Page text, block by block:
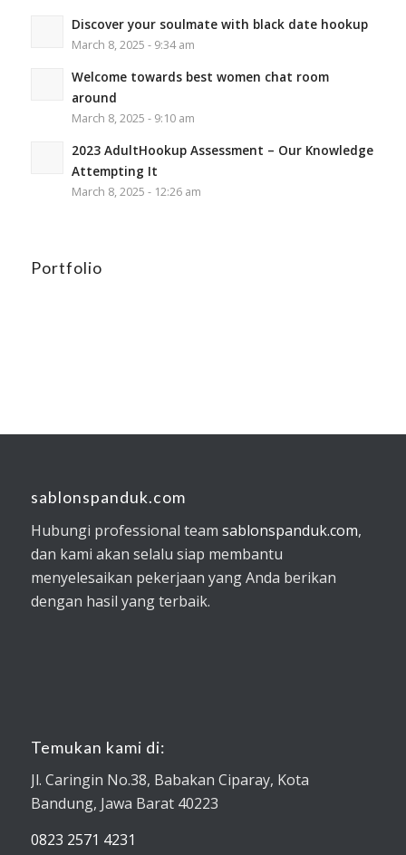
Discover your soulmate with black date hookup
March 8, 2025 - 9:34 am
Welcome towards best women chat room
around
March 8, 2025 - 9:10 am
2023 AdultHookup Assessment – Our Knowledge
Attempting It
March 8, 2025 - 12:26 am
Portfolio
sablonspanduk.com
Hubungi professional team sablonspanduk.com,
dan kami akan selalu siap membantu
menyelesaikan pekerjaan yang Anda berikan
dengan hasil yang terbaik.
Temukan kami di:
Jl. Caringin No.38, Babakan Ciparay, Kota
Bandung, Jawa Barat 40223
0823 2571 4231